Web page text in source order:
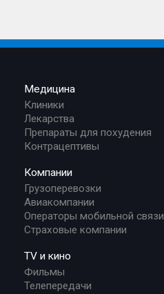
Медицина
Клиники
Лекарства
Препараты для похудения
Контрацептивы
Компании
Грузоперевозки
Авиакомпании
Операторы мобильной связи
Страховые компании
TV и кино
Фильмы
Телепередачи